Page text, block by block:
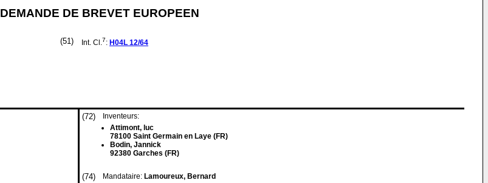
DEMANDE DE BREVET EUROPEEN
(51) Int. Cl.7: H04L 12/64
(72)
Inventeurs:
Attimont, luc
78100 Saint Germain en Laye (FR)
Bodin, Jannick
92380 Garches (FR)
(74) Mandataire: Lamoureux, Bernard